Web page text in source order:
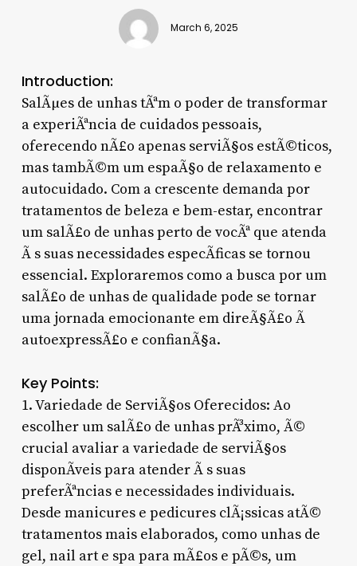
March 6, 2025
Introduction:
SalÃµes de unhas tÃªm o poder de transformar
a experiÃªncia de cuidados pessoais,
oferecendo nÃ£o apenas serviÃ§os estÃ©ticos,
mas tambÃ©m um espaÃ§o de relaxamento e
autocuidado. Com a crescente demanda por
tratamentos de beleza e bem-estar, encontrar
um salÃ£o de unhas perto de vocÃª que atenda
Ã s suas necessidades especÃ­ficas se tornou
essencial. Exploraremos como a busca por um
salÃ£o de unhas de qualidade pode se tornar
uma jornada emocionante em direÃ§Ã£o Ã
autoexpressÃ£o e confianÃ§a.
Key Points:
1. Variedade de ServiÃ§os Oferecidos: Ao
escolher um salÃ£o de unhas prÃ³ximo, Ã©
crucial avaliar a variedade de serviÃ§os
disponÃ­veis para atender Ã s suas
preferÃªncias e necessidades individuais.
Desde manicures e pedicures clÃ¡ssicas atÃ©
tratamentos mais elaborados, como unhas de
gel, nail art e spa para mÃ£os e pÃ©s, um